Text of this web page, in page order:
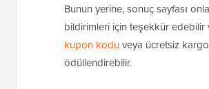
Bunun yerine, sonuç sayfası
bildirimleri için teşekkür edebilir
kupon koduveya ücretsiz
ödüllendirebilir.